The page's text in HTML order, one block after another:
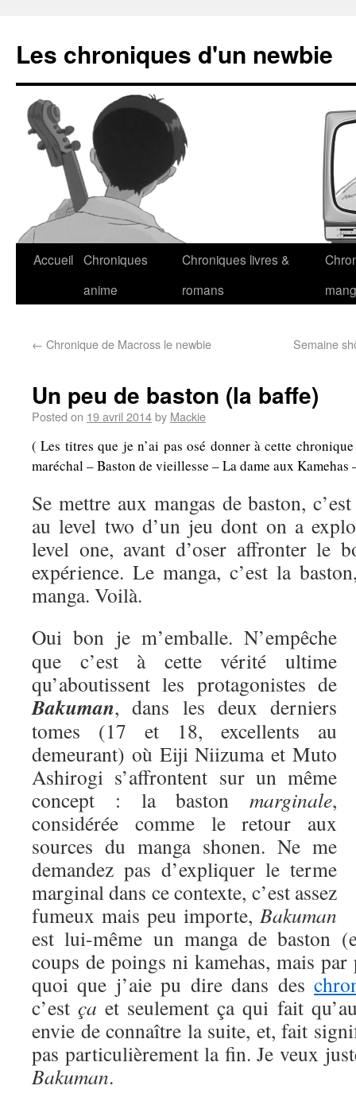
Les chroniques d'un newbie
Accueil Chroniques
anime
Chroniques livres &
romans
← Chronique de Macross le newbie Semaine
Un peu de baston (la baffe)
Posted on 19 avril 2014by Mackie
( Les titres que je n’ai pas osé donner à cette
maréchal – Baston de vieillesse – La dame aux
Se mettre aux mangas de baston,
au level two d’un jeu dont on a
level one, avant d’oser affronter le
expérience. Le manga, c’est la
manga. Voilà.
Oui bon je m’emballe. N’empêche
que c’est à cette vérité ultime
qu’aboutissent les protagonistes de
Bakuman, dans les deux derniers
tomes (17 et 18, excellents au
demeurant) où Eiji Niizuma et Muto
Ashirogi s’affrontent sur un même
concept : la baston marginale,
considérée comme le retour aux
sources du manga shonen. Ne me
demandez pas d’expliquer le terme
marginal dans ce contexte, c’est assez
fumeux mais peu importe, Bakuman
est lui-même un manga de baston
coups de poings ni kamehas, mais
quoi que j’aie pu dire dans des
c’estça et seulement ça qui fait
envie de connaître la suite, et, fait
pas particulièrement la fin. Je veux
Bakuman.